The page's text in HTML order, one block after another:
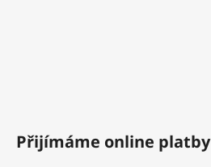
Přijímáme online platby